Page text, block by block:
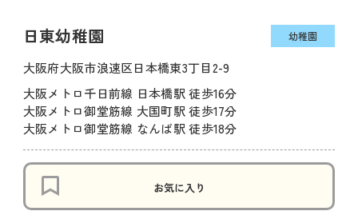
日東幼稚園 幼稚園
大阪府大阪市浪速区日本橋東3丁目2-9
大阪メトロ千日前線 日本橋駅 徒歩16分
大阪メトロ御堂筋線 大国町駅 徒歩17分
大阪メトロ御堂筋線 なんば駅 徒歩18分
お気に入り